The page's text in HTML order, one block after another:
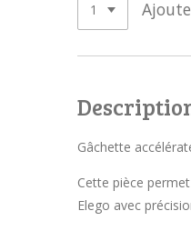
Gâchette
Cette pièce
Elego avec